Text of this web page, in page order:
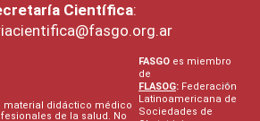
Científica:
material didáctico médico
de la salud. No
FASGO es miembro
de
FLASOG: Federación
Latinoamericana de
Sociedades de